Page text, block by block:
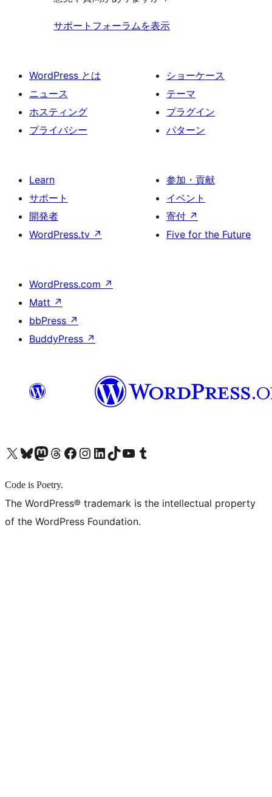
サポートフォーラムを表示
WordPress とは
ニュース
ホスティング
プライバシー
ショーケース
テーマ
プラグイン
パターン
Learn
サポート
開発者
WordPress.tv ↗
参加・貢献
イベント
寄付 ↗
Five for the Future
WordPress.com ↗
Matt ↗
bbPress ↗
BuddyPress ↗
X (旧 Twitter) アカウントへBluesky アカウントへMastodon アカウントへThreads アカウントへ Facebook ページへInstagram アカウントへ LinkedIn アカウントへTikTok アカウントへYouTube チャンネルへ Tumblr アカウントへ
Code is Poetry.
The WordPress® trademark is the intellectual property
of the WordPress Foundation.